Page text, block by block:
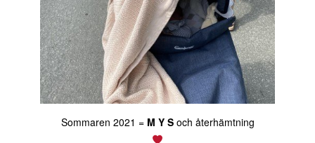
Sommaren 2021 =M Y S och återhämtning